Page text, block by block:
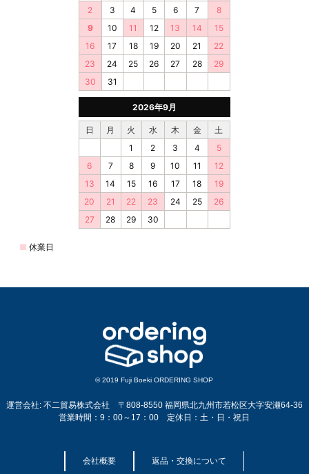
© 2019 Fuji Boeki ORDERING SHOP
運営会社: 不二貿易株式会社 〒808-8550 福岡県北九州市若松区大字安瀬64-36
営業時間：9：00～17：00 定休日：土・日・祝日
会社概要 返品・交換について